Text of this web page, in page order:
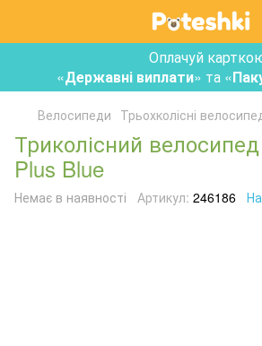
Оплачуй
«Державні виплати» та «
Велосипеди Трьохколісні
Триколісний
Plus Blue
Немає в наявності Артикул: 246186